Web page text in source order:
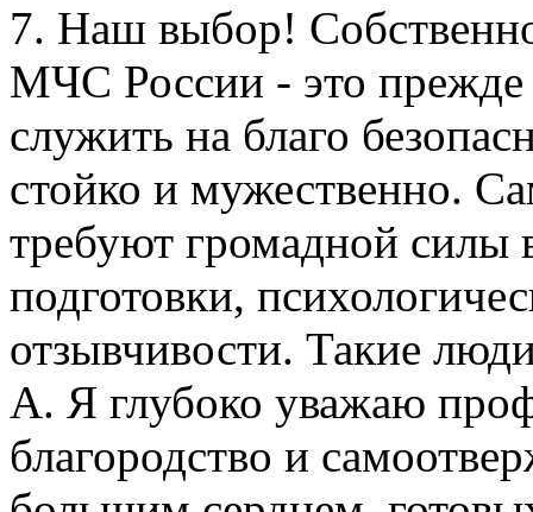
7. Наш выбор!
МЧС России - это прежде
служить на благо
стойко и мужественно.
требуют громадной силы
подготовки,
отзывчивости. Такие
А. Я глубоко уважаю
благородство и